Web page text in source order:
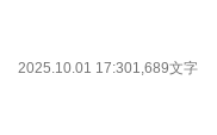
2025.10.01 17:301,689文字